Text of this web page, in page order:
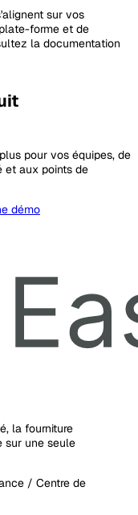
sur vos
forme et de
la documentation
pour vos équipes, de
et aux points de
démo
la fourniture
sur une seule
/ Centre de